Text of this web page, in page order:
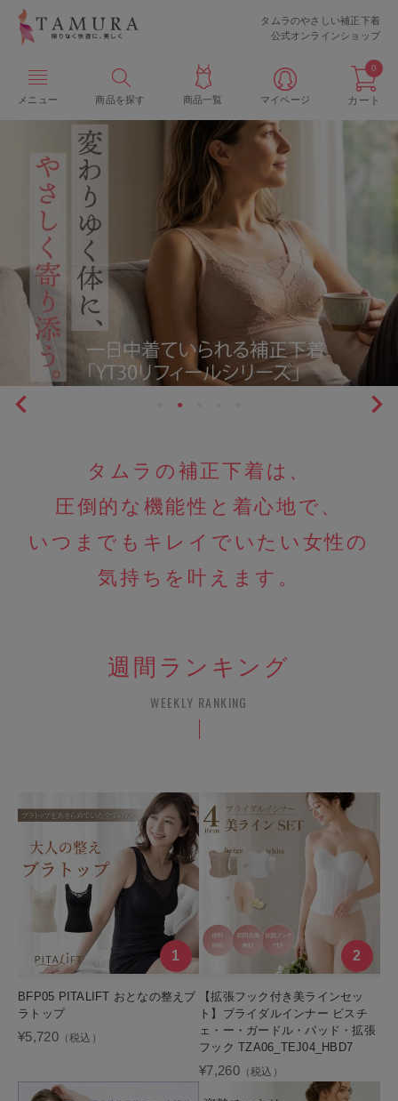
タムラのやさしい補正下着
公式オンラインショップ
メニュー 商品を探す 商品一覧 マイページ カート
0
タムラの補正下着は、
圧倒的な機能性と着心地で、
いつまでもキレイでいたい女性の
気持ちを叶えます。
週間ランキング
WEEKLY RANKING
BFP05 PITALIFT おとなの整えブ
ラトップ
¥5,720（税込）
【拡張フック付き美ラインセッ
ト】ブライダルインナー ビスチ
ェ・ー・ガードル・パッド・拡張
フック TZA06_TEJ04_HBD7
¥7,260（税込）